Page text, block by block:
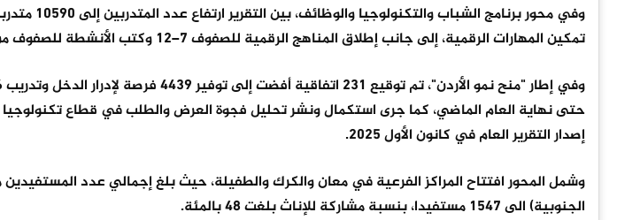
وفي محور
تمكين المهارات الرقمية، إلى جانب إطلاق المناهج الرقمية للصفوف 7–12 وكتب الأنشطة للصفوف من الأول إلى السادس.
حتى نهاية العام الماضي، كما جرى استكمال ونشر تحليل فجوة العرض والطلب في قطاع تكنولوجيا
إصدار التقرير العام في كانون الأول 2025.
وشمل المحور افتتاح المراكز الفرعية في معان والكرك والطفيلة، حيث بلغ إجمالي عدد
الجنوبية) الى 1547 مستفيدا، بنسبة مشاركة للإناث بلغت 48 بالمئة.